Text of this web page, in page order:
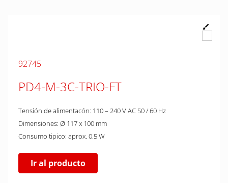
92745
PD4-M-3C-TRIO-FT
Tensión de alimentacón: 110 – 240 V AC 50 / 60 Hz
Dimensiones: Ø 117 x 100 mm
Consumo tipico: aprox. 0.5 W
Ir al producto